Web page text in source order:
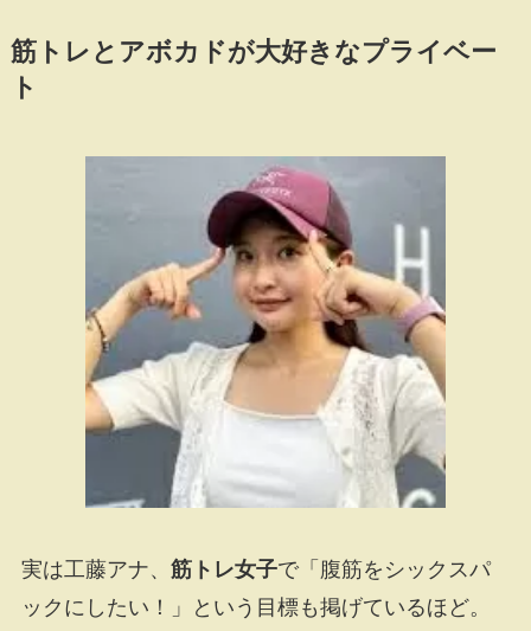
筋トレとアボカドが大好きなプライベー
ト
実は工藤アナ、 筋トレ女子で「腹筋をシックスパ
ックにしたい！」という目標も掲げているほど。